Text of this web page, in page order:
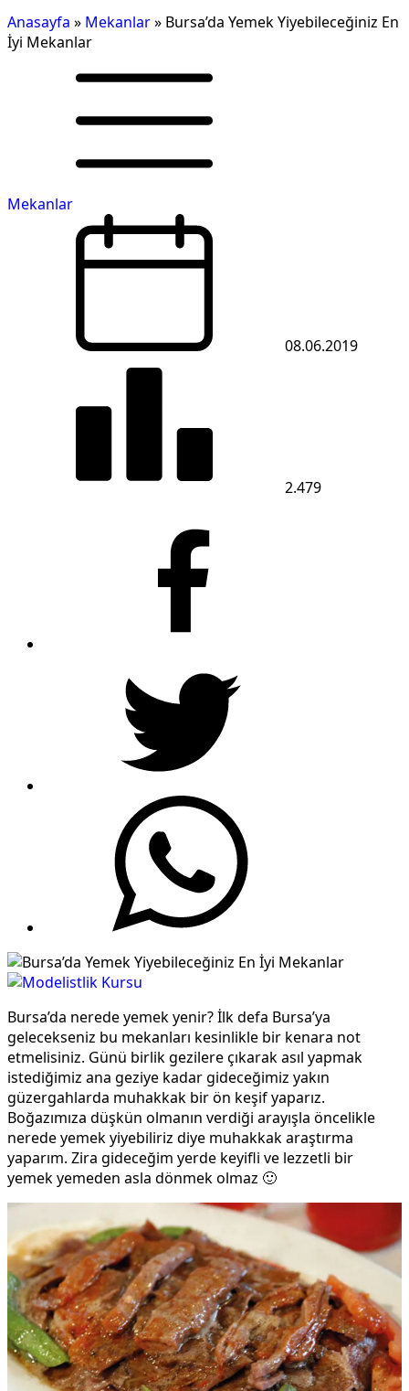
Anasayfa » Mekanlar» Bursa’da Yemek Yiyebileceğiniz En
İyi Mekanlar
Mekanlar
08.06.2019
2.479
Bursa’da nerede yemek yenir? İlk defa Bursa’ya
gelecekseniz bu mekanları kesinlikle bir kenara not
etmelisiniz. Günü birlik gezilere çıkarak asıl yapmak
istediğimiz ana geziye kadar gideceğimiz yakın
güzergahlarda muhakkak bir ön keşif yaparız.
Boğazımıza düşkün olmanın verdiği arayışla öncelikle
nerede yemek yiyebiliriz diye muhakkak araştırma
yaparım. Zira gideceğim yerde keyifli ve lezzetli bir
yemek yemeden asla dönmek olmaz 🙂